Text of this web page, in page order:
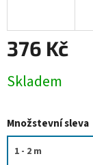
376 Kč
cena:
Skladem
Množstevní sleva
1 - 2 m